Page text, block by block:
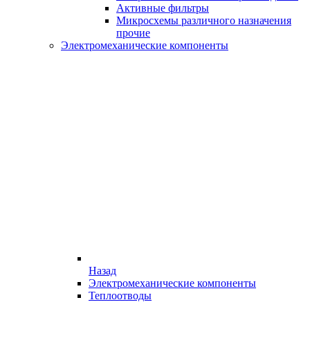
Активные фильтры
Микросхемы различного назначения
прочие
Электромеханические компоненты
Назад
Электромеханические компоненты
Теплоотводы